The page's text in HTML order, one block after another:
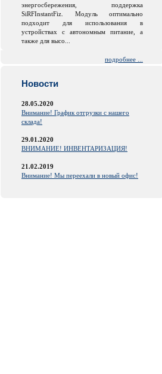
энергосбережения, поддержка
SiRFInstantFiz. Модуль оптимально
подходит для использования в
устройствах с автономным питание, а
также для высо...
подробнее ...
Новости
28.05.2020
Внимание! График отгрузки с нашего
склада!
29.01.2020
ВНИМАНИЕ! ИНВЕНТАРИЗАЦИЯ!
21.02.2019
Внимание! Мы переехали в новый офис!